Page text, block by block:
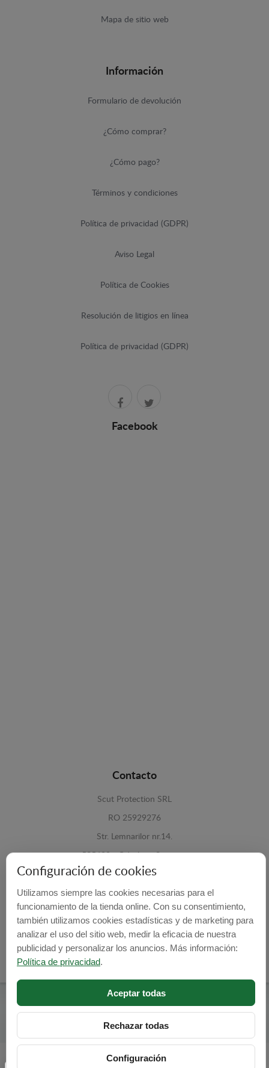
Mapa de sitio web
Información
Formulario de devolución
¿Cómo comprar?
¿Cómo pago?
Términos y condiciones
Política de privacidad (GDPR)
Aviso Legal
Política de Cookies
Resolución de litigios en línea
Política de privacidad (GDPR)
Facebook
Contacto
Scut Protection SRL
RO 25929276
Str. Lemnarilor nr.14.
535600 - Odorheiu Secuiesc
Harghita, Romania
E-mail: info@cubrecarter.com
Site: www.cubrecarter.com
Cubre Carter -© 2026
Configuración de cookies
Utilizamos siempre las cookies necesarias para el
funcionamiento de la tienda online. Con su consentimiento,
también utilizamos cookies estadísticas y de marketing para
analizar el uso del sitio web, medir la eficacia de nuestra
publicidad y personalizar los anuncios. Más información:
Política de privacidad.
Aceptar todas
Rechazar todas
Configuración